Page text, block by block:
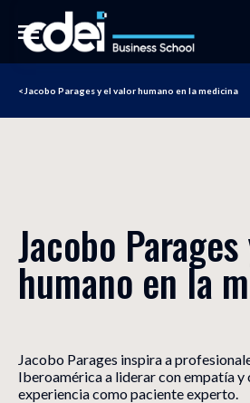
< Jacobo Parages y el valor humano en la medicina
Jacobo
humano en la
Jacobo Parages inspira a
Iberoamérica a liderar con empatía y
experiencia como paciente experto.